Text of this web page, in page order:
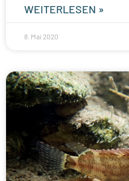
WEITERLESEN »
8. Mai 2020